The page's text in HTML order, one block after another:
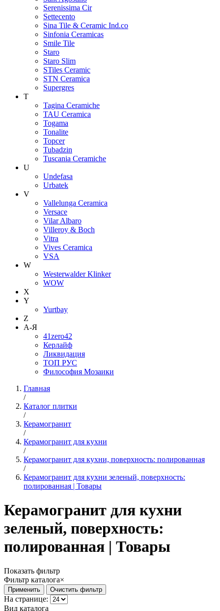
Serenissima Cir
Settecento
Sina Tile & Ceramic Ind.co
Sinfonia Ceramicas
Smile Tile
Staro
Staro Slim
STiles Ceramic
STN Ceramica
Supergres
T
Tagina Ceramiche
TAU Ceramica
Togama
Tonalite
Topcer
Tubadzin
Tuscania Ceramiche
U
Undefasa
Urbatek
V
Vallelunga Ceramica
Versace
Vilar Albaro
Villeroy & Boch
Vitra
Vives Ceramica
VSA
W
Westerwalder Klinker
WOW
X
Y
Yurtbay
Z
А-Я
41zero42
Керлайф
Ликвидация
ТОП РУС
Философия Мозаики
Главная
/
Каталог плитки
/
Керамогранит
/
Керамогранит для кухни
/
Керамогранит для кухни, поверхность: полированная
/
Керамогранит для кухни зеленый, поверхность:
полированная | Товары
Керамогранит для кухни
зеленый, поверхность:
полированная | Товары
Показать фильтр
Фильтр каталога×
На странице:
Вид каталога